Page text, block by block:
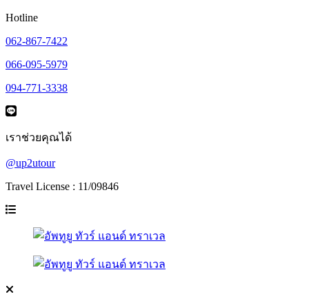
Hotline
062-867-7422
066-095-5979
094-771-3338
เราช่วยคุณได้
@up2utour
Travel License : 11/09846